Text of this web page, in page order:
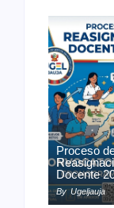
Proceso
Docente
By Ugeljauja